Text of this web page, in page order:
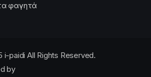
φαγητά
i-paidi All Rights Reserved.
by